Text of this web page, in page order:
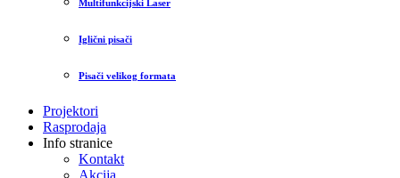
Multifunkcijski Laser
Iglični pisači
Pisači velikog formata
Projektori
Rasprodaja
Info stranice
Kontakt